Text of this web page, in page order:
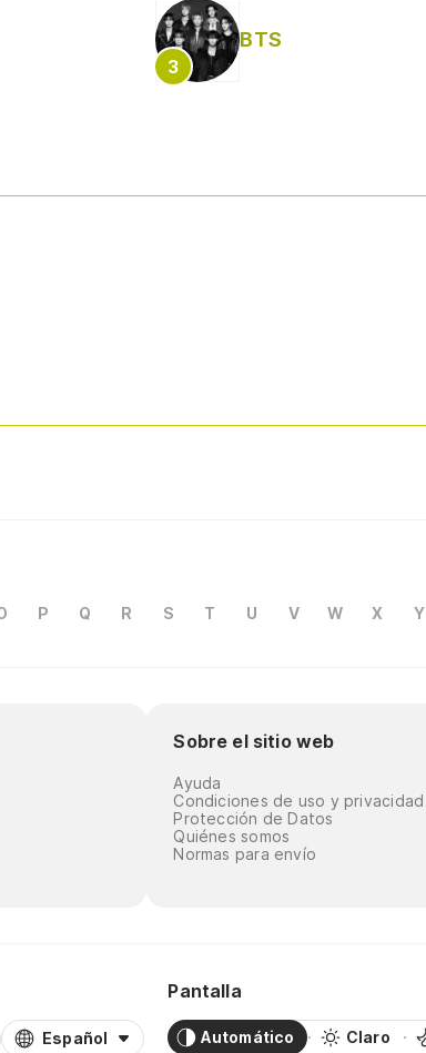
BTS
P Q R S T U V W X Y
Sobre el sitio web
Ayuda
Condiciones de uso y privacidad
Protección de Datos
Quiénes somos
Normas para envío
Español
Pantalla
Automático Claro